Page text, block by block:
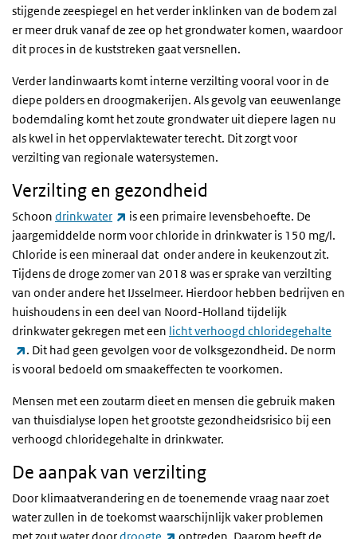
stijgende zeespiegel en het verder inklinken van de bodem zal
er meer druk vanaf de zee op het grondwater komen, waardoor
dit proces in de kuststreken gaat versnellen.
Verder landinwaarts komt interne verzilting vooral voor in de
diepe polders en droogmakerijen. Als gevolg van eeuwenlange
bodemdaling komt het zoute grondwater uit diepere lagen nu
als kwel in het oppervlaktewater terecht. Dit zorgt voor
verzilting van regionale watersystemen.
Verzilting en gezondheid
Schoon drinkwater (externe link)
is een primaire levensbehoefte. De
jaargemiddelde norm voor chloride in drinkwater is 150 mg/l.
Chloride is een mineraal dat onder andere in keukenzout zit.
Tijdens de droge zomer van 2018 was er sprake van verzilting
van onder andere het IJsselmeer. Hierdoor hebben bedrijven en
huishoudens in een deel van Noord-Holland tijdelijk
drinkwater gekregen met een licht verhoogd chloridegehalte
(externe link)
. Dit had geen gevolgen voor de volksgezondheid. De norm
is vooral bedoeld om smaakeffecten te voorkomen.
Mensen met een zoutarm dieet en mensen die gebruik maken
van thuisdialyse lopen het grootste gezondheidsrisico bij een
verhoogd chloridegehalte in drinkwater.
De aanpak van verzilting
Door klimaatverandering en de toenemende vraag naar zoet
water zullen in de toekomst waarschijnlijk vaker problemen
(externe link)